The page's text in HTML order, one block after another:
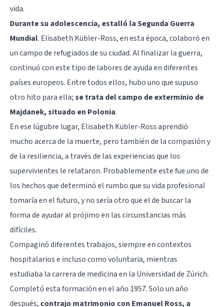
vida.
Durante su adolescencia, estalló la Segunda Guerra
Mundial. Elisabeth Kübler-Ross, en esta época, colaboró en
un campo de refugiados de su ciudad. Al finalizar la guerra,
continuó con este tipo de labores de ayuda en diferentes
países europeos. Entre todos ellos, hubo uno que supuso
otro hito para ella;se trata del campo de exterminio de
Majdanek, situado en Polonia.
En ese lúgubre lugar, Elisabeth Kübler-Ross aprendió
mucho acerca de la muerte, pero también de la compasión y
de la resiliencia, a través de las experiencias que los
supervivientes le relataron. Probablemente este fue uno de
los hechos que determinó el rumbo que su vida profesional
tomaría en el futuro, y no sería otro que el de buscar la
forma de ayudar al prójimo en las circunstancias más
difíciles.
Compaginó diferentes trabajos, siempre en contextos
hospitalarios e incluso como voluntaria, mientras
estudiaba la carrera de medicina en la Universidad de Zúrich.
Completó esta formación en el año 1957. Solo un año
después, contrajo matrimonio con Emanuel Ross, a